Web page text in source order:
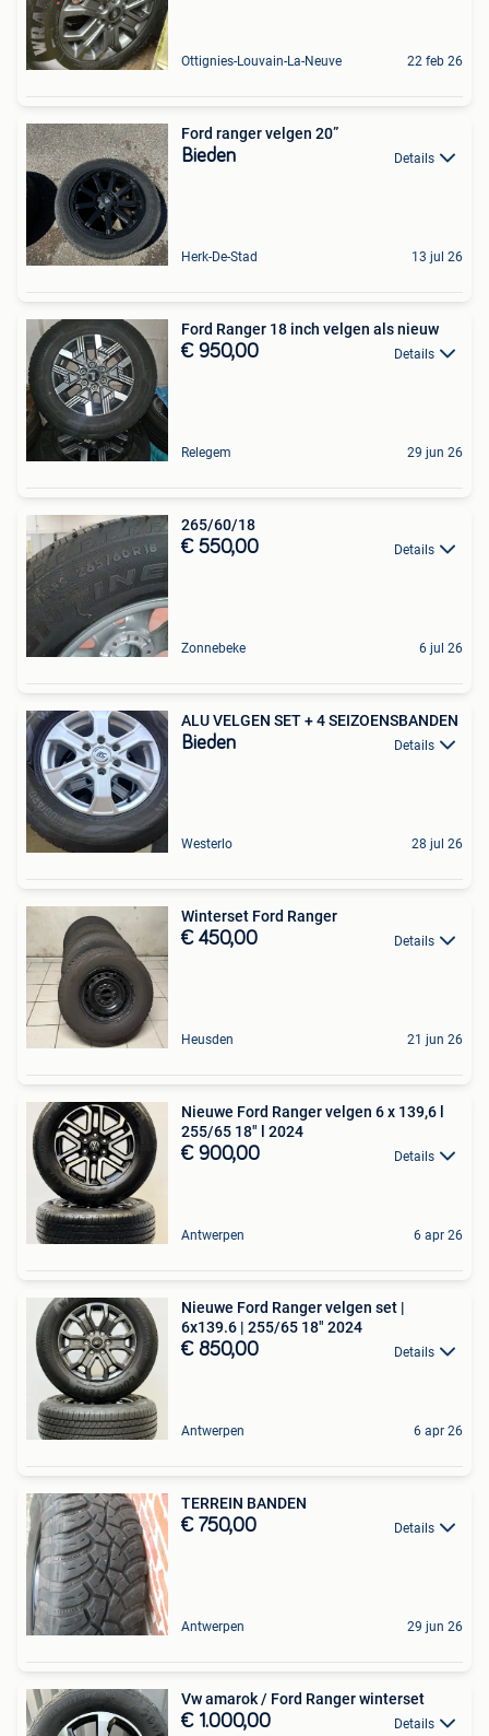
Ottignies-Louvain-La-Neuve 22 feb 26
Ford ranger velgen 20”
Bieden Details
Herk-De-Stad 13 jul 26
Ford Ranger 18 inch velgen als nieuw
€ 950,00 Details
Relegem 29 jun 26
265/60/18
€ 550,00 Details
Zonnebeke 6 jul 26
ALU VELGEN SET + 4 SEIZOENSBANDEN
Bieden Details
Westerlo 28 jul 26
Winterset Ford Ranger
€ 450,00 Details
Heusden 21 jun 26
Nieuwe Ford Ranger velgen 6 x 139,6 l
255/65 18" l 2024
€ 900,00 Details
Antwerpen 6 apr 26
Nieuwe Ford Ranger velgen set |
6x139.6 | 255/65 18" 2024
€ 850,00 Details
Antwerpen 6 apr 26
TERREIN BANDEN
€ 750,00 Details
Antwerpen 29 jun 26
Vw amarok / Ford Ranger winterset
€ 1.000,00 Details